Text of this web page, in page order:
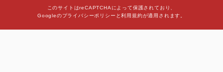
このサイトはreCAPTCHAによって保護されており、
Googleのプライバシーポリシー と利用規約が適用されます。